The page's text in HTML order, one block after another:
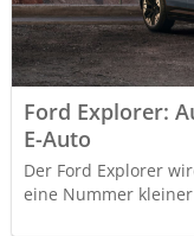
Ford Explorer:
E-Auto
Der Ford Explorer
eine Nummer